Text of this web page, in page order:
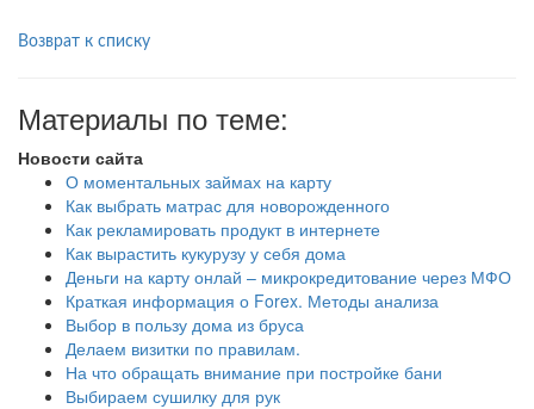
Возврат к списку
Материалы по теме:
Новости сайта
О моментальных займах на карту
Как выбрать матрас для новорожденного
Как рекламировать продукт в интернете
Как вырастить кукурузу у себя дома
Деньги на карту онлай – микрокредитование через МФО
Краткая информация о Forex. Методы анализа
Выбор в пользу дома из бруса
Делаем визитки по правилам.
На что обращать внимание при постройке бани
Выбираем сушилку для рук